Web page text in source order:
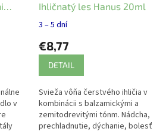
v
Ihličnatý les Hanus 20ml
3 – 5 dní
€8,77
DETAIL
Svieža vôňa čerstvého ihličia v
kombinácii s balzamickými a
zemitodrevitými tónm. Nádcha,
prechladnutie, dýchanie, bolesť